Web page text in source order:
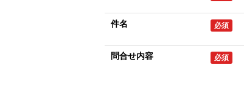
件名 必須
問合せ内容 必須